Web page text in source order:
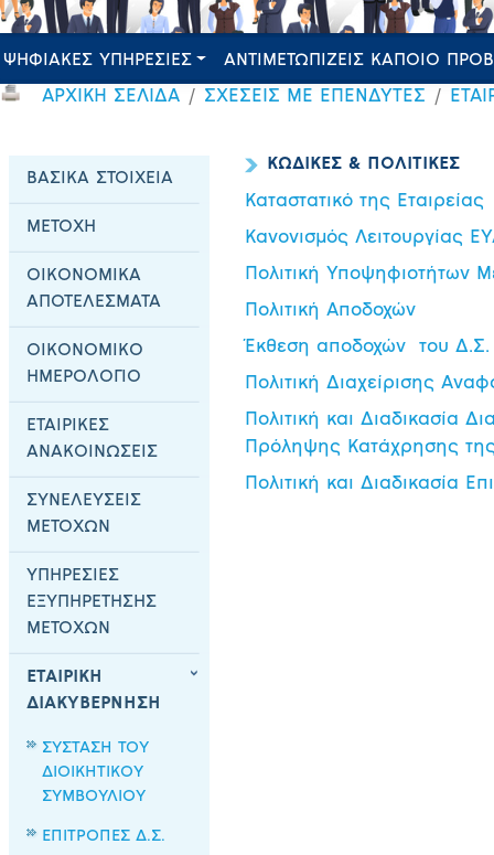
ΨΗΦΙΑΚΕΣ ΥΠΗΡΕΣΙΕΣ ΑΝΤΙΜΕΤΩΠΙΖΕΙΣ ΚΑΠΟΙΟ
ΑΡΧΙΚΗ ΣΕΛΙΔΑ ΣΧΕΣΕΙΣ ΜΕ ΕΠΕΝΔΥΤΕΣ
ΒΑΣΙΚΑ ΣΤΟΙΧΕΙΑ
ΜΕΤΟΧΗ
ΟΙΚΟΝΟΜΙΚΑ
ΑΠΟΤΕΛΕΣΜΑΤΑ
ΟΙΚΟΝΟΜΙΚΟ
ΗΜΕΡΟΛΟΓΙΟ
ΕΤΑΙΡΙΚΕΣ
ΑΝΑΚΟΙΝΩΣΕΙΣ
ΣΥΝΕΛΕΥΣΕΙΣ
ΜΕΤΟΧΩΝ
ΥΠΗΡΕΣΙΕΣ
ΕΞΥΠΗΡΕΤΗΣΗΣ
ΜΕΤΟΧΩΝ
ΕΤΑΙΡΙΚΗ
ΔΙΑΚΥΒΕΡΝΗΣΗ
ΣΥΣΤΑΣΗ ΤΟΥ
ΔΙΟΙΚΗΤΙΚΟΥ
ΣΥΜΒΟΥΛΙΟΥ
ΕΠΙΤΡΟΠΕΣ Δ.Σ.
ΚΩΔΙΚΕΣ & ΠΟΛΙΤΙΚΕΣ
Καταστατικό της Εταιρείας
Κανονισμός Λειτουργίας
Πολιτική Υποψηφιοτήτων
Πολιτική Αποδοχών
Έκθεση αποδοχών του Δ.Σ.
Πολιτική Διαχείρισης
Πολιτική και Διαδικασία
Πρόληψης Κατάχρησης
Πολιτική και Διαδικασία